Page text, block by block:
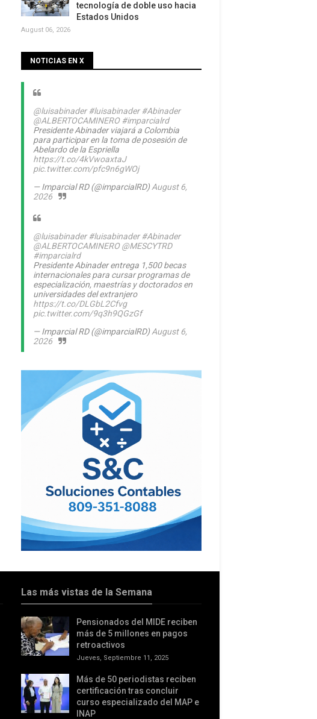
tecnología de doble uso hacia
Estados Unidos
August 06, 2026
NOTICIAS EN X
@luisabinader #luisabinader #Abinader
@ALBERTOCAMINERO #imparcialrd
Presidente Abinader viajará a Colombia
para participar en la toma de posesión de
Abelardo de la Espriella
https://t.co/4kVwoaxtaJ
pic.twitter.com/pfc9n6gWOj
— Imparcial RD (@imparcialRD)August 6,
2026
@luisabinader #luisabinader #Abinader
@ALBERTOCAMINERO @MESCYTRD
#imparcialrd
Presidente Abinader entrega 1,500 becas
internacionales para cursar programas de
especialización, maestrías y doctorados en
universidades del extranjero
https://t.co/DLGbL2Cfvg
pic.twitter.com/9q3h9QGzGf
— Imparcial RD (@imparcialRD)August 6,
2026
Las más vistas de la Semana
Pensionados del MIDE reciben
más de 5 millones en pagos
retroactivos
Jueves, Septiembre 11, 2025
Más de 50 periodistas reciben
certificación tras concluir
curso especializado del MAP e
INAP